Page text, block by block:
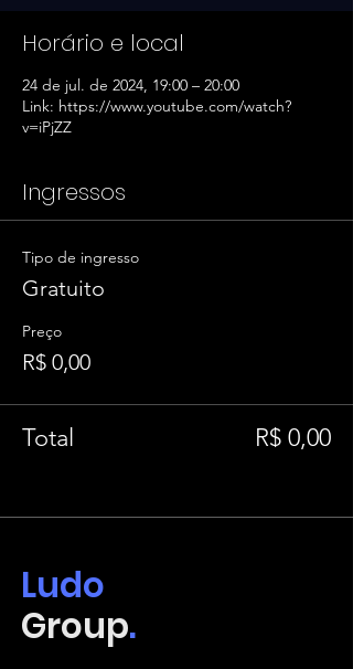
Horário e local
24 de jul. de 2024, 19:00 – 20:00
Link: https://www.youtube.com/watch?
v=iPjZZ
Ingressos
Tipo de ingresso
Gratuito
Preço
R$ 0,00
Total R$ 0,00
Ludo
Group.